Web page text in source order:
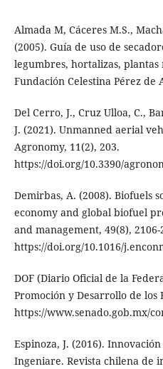
Almada M, Cáceres M.S.,
(2005). Guía de uso de
legumbres, hortalizas, plantas
Fundación Celestina Pérez de
Del Cerro, J., Cruz Ulloa, C.,
J. (2021). Unmanned aerial
Agronomy, 11(2), 203.
https://doi.org/10.3390/
Demirbas, A. (2008). Biofuels
economy and global biofuel
and management, 49(8), 2106-
https://doi.org/10.1016/
DOF (Diario Oficial de la
Promoción y Desarrollo de los
https://www.senado.gob.mx/
Espinoza, J. (2016).
Ingeniare. Revista chilena de